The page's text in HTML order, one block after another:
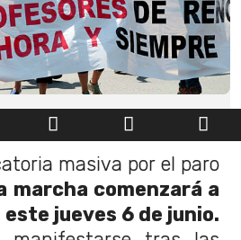
masiva por el paro
marcha comenzará a
este jueves 6 de junio.